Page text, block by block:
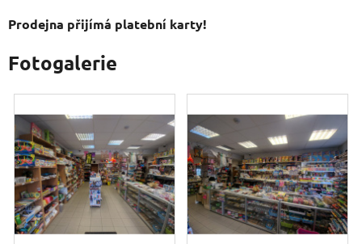
Prodejna přijímá platební karty!
Fotogalerie